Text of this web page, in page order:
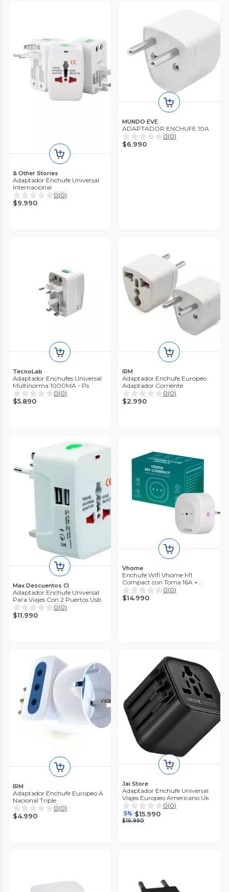
& Other Stories
Adaptador Enchufe Universal
Internacional
0(0)
$9.990
MUNDO EVE
ADAPTADOR ENCHUFE 10A
0(0)
$6.990
TecnoLab
Adaptador Enchufes Universal
Multinorma 1000MA - Ps
0(0)
$5.890
IRM
Adaptador Enchufe Europeo
Adaptador Corriente
0(0)
$2.990
Max Descuentos Cl
Adaptador Enchufe Universal
Para Viajes Con 2 Puertos Usb
0(0)
$11.990
Vhome
Enchufe Wifi Vhome M1
Compact con Toma 16A +
Adaptador
0(0)
$14.990
IRM
Adaptador Enchufe Europeo A
Nacional Triple
0(0)
$4.990
Jai Store
Adaptador Enchufe Universal
Viajes Europeo Americano Uk
0(0)
5% $15.990
$16.990